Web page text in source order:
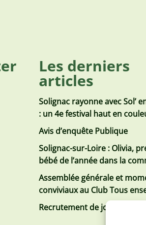
Les derniers
articles
Solignac rayonne avec Sol’
: un 4e festival haut en
Avis d’enquête Publique
Solignac-sur-Loire : Olivia,
bébé de l’année dans la
Assemblée générale et
conviviaux au Club Tous
Recrutement de jobs d’été